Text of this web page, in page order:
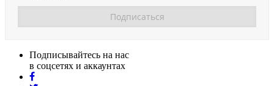
Подписывайтесь на нас
в соцсетях и аккаунтах
facebook